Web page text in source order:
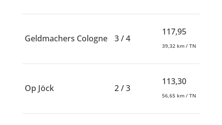
Geldmachers Cologne 3 / 4
117,95
39,32 km / TN
Op Jöck 2 / 3
113,30
56,65 km / TN